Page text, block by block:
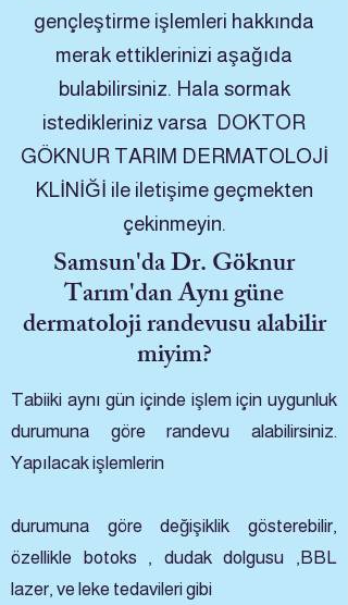
gençleştirme işlemleri hakkında
merak ettiklerinizi aşağıda
bulabilirsiniz. Hala sormak
istedikleriniz varsa DOKTOR
GÖKNUR TARIM DERMATOLOJİ
KLİNİĞİ ile iletişime geçmekten
çekinmeyin.
Samsun'da Dr. Göknur
Tarım'dan Aynı güne
dermatoloji randevusu alabilir
miyim?
Tabiiki aynı gün içinde işlem için uygunluk
durumuna göre randevu alabilirsiniz.
Yapılacak işlemlerin
durumuna göre değişiklik gösterebilir,
özellikle botoks , dudak dolgusu ,BBL
lazer, ve leke tedavileri gibi